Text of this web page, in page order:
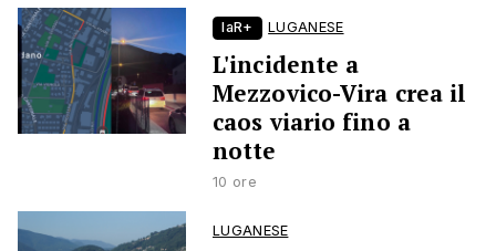
laR+ LUGANESE
L'incidente a
Mezzovico-Vira crea il
caos viario fino a
notte
10 ore
LUGANESE